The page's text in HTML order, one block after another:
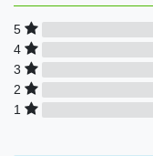
5
4
3
2
1